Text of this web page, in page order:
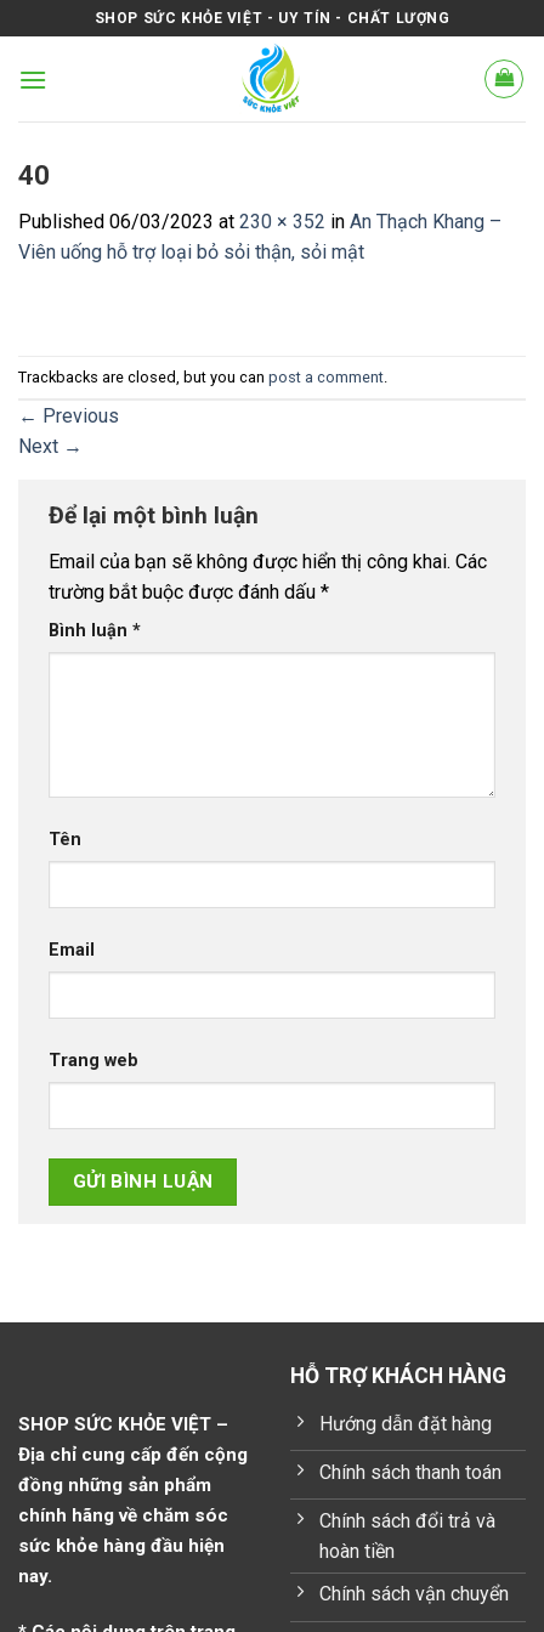
to
content
SHOP SỨC KHỎE VIỆT - UY TÍN - CHẤT LƯỢNG
40
Published 06/03/2023 at 230 × 352 in An Thạch Khang –
Viên uống hỗ trợ loại bỏ sỏi thận, sỏi mật
Trackbacks are closed, but you can post a comment
← Previous
Next →
Để lại một bình luận
Email của bạn sẽ không được hiển thị công khai. Các
trường bắt buộc được đánh dấu *
Bình luận *
Tên
Email
Trang web
SHOP SỨC KHỎE VIỆT –
Địa chỉ cung cấp đến cộng
đồng những sản phẩm
chính hãng về chăm sóc
sức khỏe hàng đầu hiện
nay.
HỖ TRỢ KHÁCH HÀNG
Hướng dẫn đặt hàng
Chính sách thanh toán
Chính sách đổi trả và
hoàn tiền
Chính sách vận chuyển